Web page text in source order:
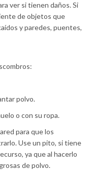
ver si tienen daños. Si
de objetos que
y paredes, puentes,
polvo.
o con su ropa.
para que los
Use un pito, si tiene
ya que al hacerlo
de polvo.